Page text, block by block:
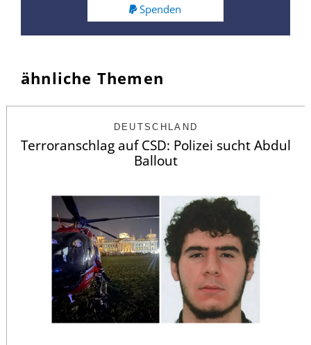
Spenden
ähnliche Themen
DEUTSCHLAND
Terroranschlag auf CSD: Polizei sucht Abdul
Ballout